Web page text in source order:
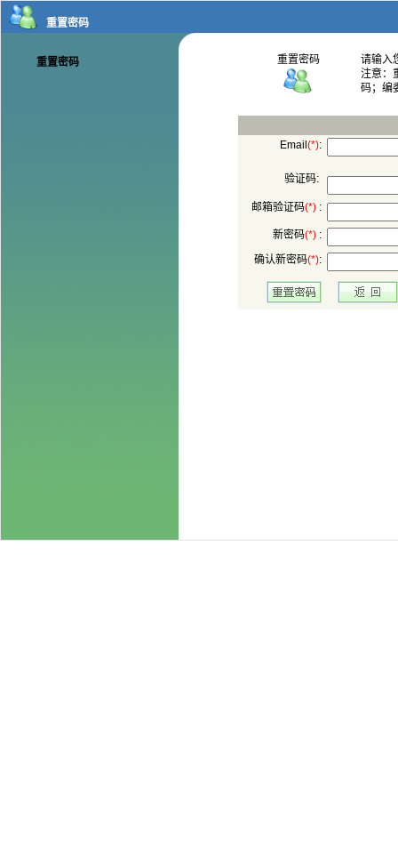
码；编
:
验证码:
:
:
: